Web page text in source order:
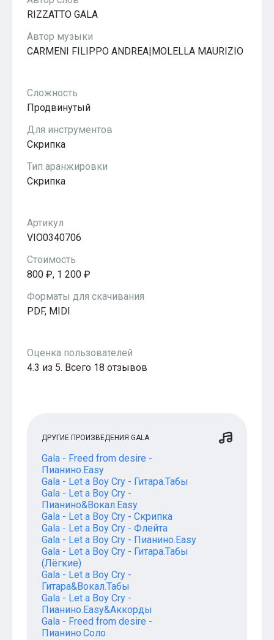
Популярное
Бесплатные
RIZZATTO GALA
Автор музыки
CARMENI FILIPPO ANDREA|MOLELLA MAURIZIO
Сложность
Продвинутый
Для инструментов
Скрипка
Тип аранжировки
Скрипка
Артикул
VIO0340706
Стоимость
800 ₽, 1 200 ₽
Форматы для скачивания
PDF, MIDI
Оценка пользователей
4.3 из 5. Всего 18 отзывов
ДРУГИЕ ПРОИЗВЕДЕНИЯ GALA
Gala - Freed from desire -
Пианино.Easy
Gala - Let a Boy Cry - Гитара.Табы
Gala - Let a Boy Cry -
Пианино&Вокал.Easy
Gala - Let a Boy Cry - Скрипка
Gala - Let a Boy Cry - Флейта
Gala - Let a Boy Cry - Пианино.Easy
Gala - Let a Boy Cry - Гитара.Табы
(Лёгкие)
Gala - Let a Boy Cry -
Гитара&Вокал.Табы
Gala - Let a Boy Cry -
Пианино.Easy&Аккорды
Gala - Freed from desire -
Пианино.Соло